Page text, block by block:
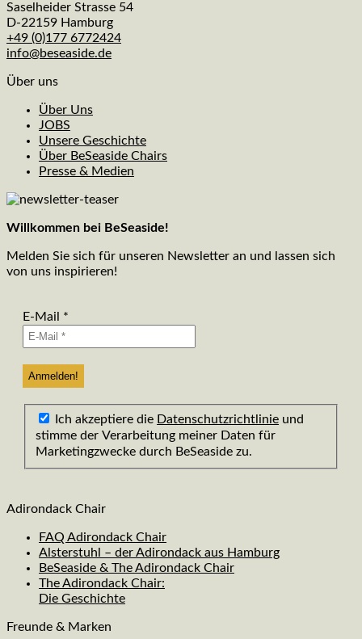
Saselheider Strasse 54
D-22159 Hamburg
+49 (0)177 6772424
info@beseaside.de
Über uns
Über Uns
JOBS
Unsere Geschichte
Über BeSeaside Chairs
Presse & Medien
Willkommen bei BeSeaside!
Melden Sie sich für unseren Newsletter an und lassen sich
von uns inspirieren!
E-Mail *
Ich akzeptiere die Datenschutzrichtlinie und
stimme der Verarbeitung meiner Daten für
Marketingzwecke durch BeSeaside zu.
Adirondack Chair
FAQ Adirondack Chair
Alsterstuhl – der Adirondack aus Hamburg
BeSeaside & The Adirondack Chair
The Adirondack Chair:
Die Geschichte
Freunde & Marken